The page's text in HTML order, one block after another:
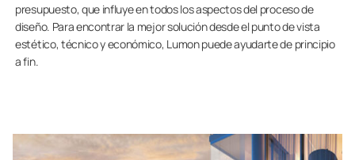
presupuesto, que influye en todos los aspectos del proceso de
diseño. Para encontrar la mejor solución desde el punto de vista
estético, técnico y económico, Lumon puede ayudarte de principio
a fin.